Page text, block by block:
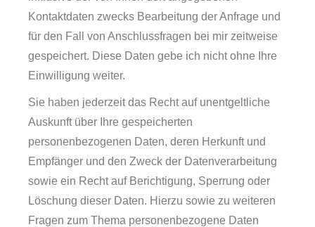
Kontaktdaten zwecks Bearbeitung der Anfrage und
für den Fall von Anschlussfragen bei mir zeitweise
gespeichert. Diese Daten gebe ich nicht ohne Ihre
Einwilligung weiter.
Sie haben jederzeit das Recht auf unentgeltliche
Auskunft über Ihre gespeicherten
personenbezogenen Daten, deren Herkunft und
Empfänger und den Zweck der Datenverarbeitung
sowie ein Recht auf Berichtigung, Sperrung oder
Löschung dieser Daten. Hierzu sowie zu weiteren
Fragen zum Thema personenbezogene Daten